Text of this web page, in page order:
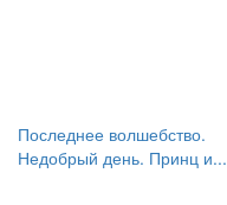
Последнее волшебство.
Недобрый день. Принц и...